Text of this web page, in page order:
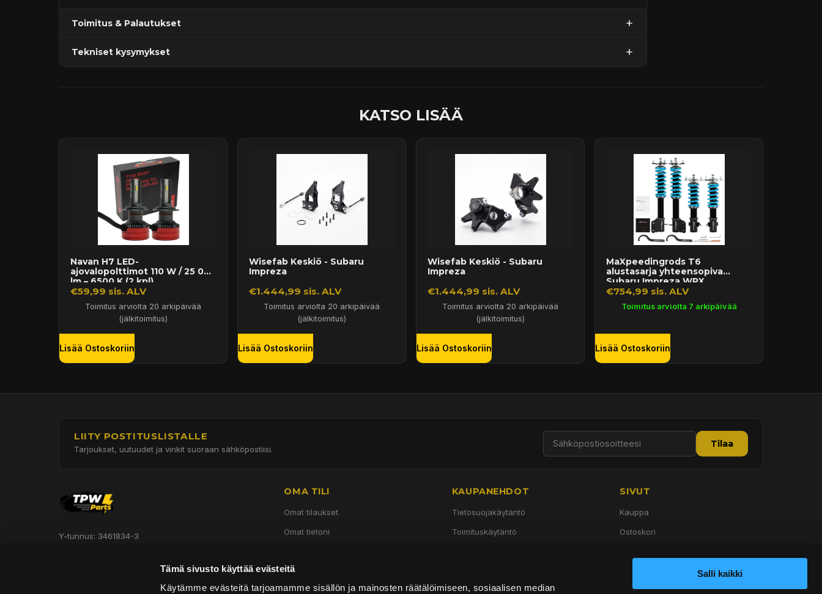
Tämä sivusto käyttää evästeitä
Käytämme evästeitä tarjoamamme sisällön ja mainosten räätälöimiseen, sosiaalisen median
Salli kaikki
Toimitus & Palautukset
Tekniset kysymykset
KATSO LISÄÄ
Navan H7 LED-
ajovalopolttimot 110 W / 25 000
lm – 6500 K (2 kpl)
€59,99 sis. ALV
Toimitus arviolta 20 arkipäivää
(jälkitoimitus)
Lisää Ostoskoriin
Wisefab Keskiö - Subaru
Impreza
€1.444,99 sis. ALV
Toimitus arviolta 20 arkipäivää
(jälkitoimitus)
Lisää Ostoskoriin
Wisefab Keskiö - Subaru
Impreza
€1.444,99 sis. ALV
Toimitus arviolta 20 arkipäivää
(jälkitoimitus)
Lisää Ostoskoriin
MaXpeedingrods T6
alustasarja yhteensopiva
Subaru Impreza WRX ...
€754,99 sis. ALV
Toimitus arviolta 7 arkipäivää
Lisää Ostoskoriin
LIITY POSTITUSLISTALLE
Tarjoukset, uutuudet ja vinkit suoraan sähköpostiisi.
Tilaa
Y-tunnus: 3461834-3
OMA TILI
Omat tilaukset
Omat tietoni
KAUPANEHDOT
Tietosuojakäytäntö
Toimituskäytäntö
SIVUT
Kauppa
Ostoskori
Yhteystiedot